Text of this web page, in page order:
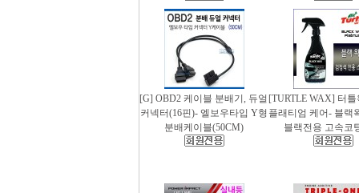
[G] OBD2 케이블 분배기, 듀얼
커넥터(16핀)- 엘보우타입 Y형
분배케이블(50CM)
[TURTLE WAX] 터
플래티엄 케어- 블랙
블랙전용 고속코